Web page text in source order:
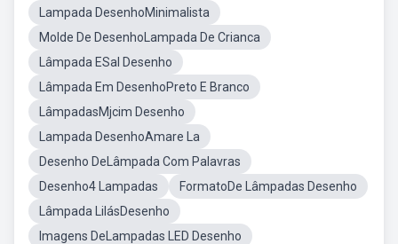
Lampada DesenhoMinimalista
Molde De DesenhoLampada De Crianca
Lâmpada ESal Desenho
Lâmpada Em DesenhoPreto E Branco
LâmpadasMjcim Desenho
Lampada DesenhoAmare La
Desenho DeLâmpada Com Palavras
Desenho4 Lampadas
FormatoDe Lâmpadas Desenho
Lâmpada LilásDesenho
Imagens DeLampadas LED Desenho